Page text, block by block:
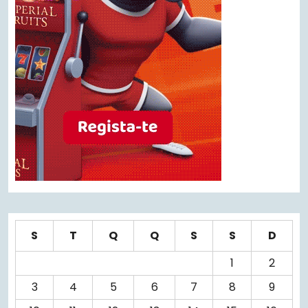
S T Q Q S S
D
1
2
3
4 5 6 7 8
9